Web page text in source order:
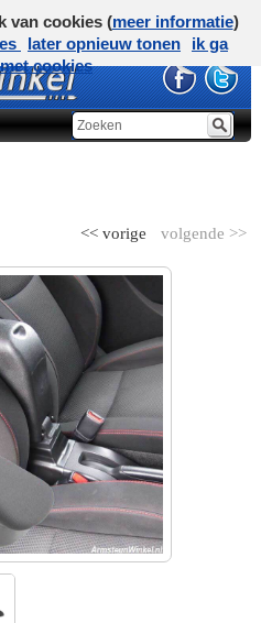
volgende >>
<< vorige
van cookies (meer informatie)
later opnieuw tonen
ik ga
cookies